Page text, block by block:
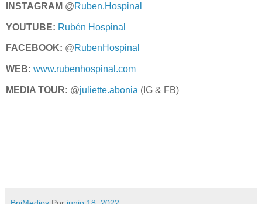
INSTAGRAM @Ruben.Hospinal
YOUTUBE: Rubén Hospinal
FACEBOOK: @RubenHospinal
WEB: www.rubenhospinal.com
MEDIA TOUR: @juliette.abonia (IG & FB)